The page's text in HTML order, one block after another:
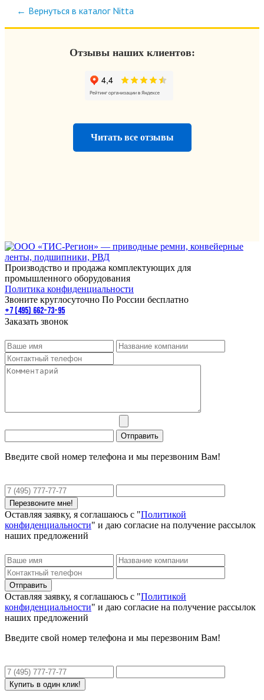
← Вернуться в каталог Nitta
Отзывы наших клиентов:
Читать все отзывы
Производство и продажа комплектующих для
промышленного оборудования
Политика конфиденциальности
Звоните круглосуточно По России бесплатно
+7 (495) 662-73-95
Заказать звонок
Введите свой номер телефона и мы перезвоним Вам!
Оставляя заявку, я соглашаюсь с "Политикой
конфиденциальности" и даю согласие на получение рассылок
наших предложений
Оставляя заявку, я соглашаюсь с "Политикой
конфиденциальности" и даю согласие на получение рассылок
наших предложений
Введите свой номер телефона и мы перезвоним Вам!